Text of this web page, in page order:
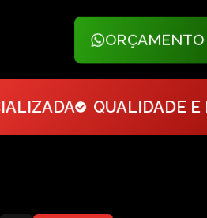
ORÇAMENTO
QUALIDADE E